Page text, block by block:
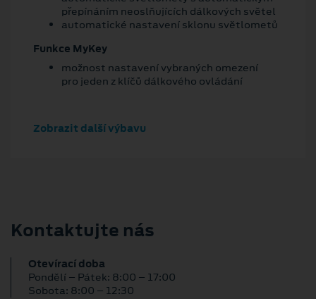
přepínáním neoslňujících dálkových světel
automatické nastavení sklonu světlometů
Funkce MyKey
možnost nastavení vybraných omezení
pro jeden z klíčů dálkového ovládání
Zobrazit další výbavu
Kontaktujte nás
Otevírací doba
Pondělí – Pátek: 8:00 – 17:00
Sobota: 8:00 – 12:30